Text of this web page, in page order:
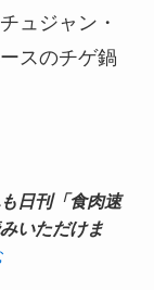
ュジャン・
スのチゲ鍋
日刊「食肉速
いただけま